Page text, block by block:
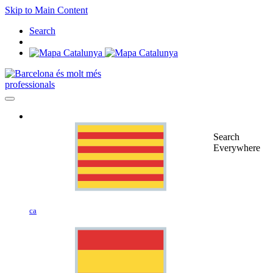
Skip to Main Content
Search
professionals
ca
Search
Everywhere